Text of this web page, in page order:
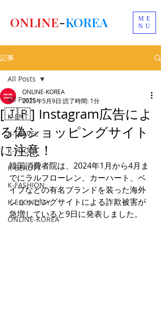
ME
NU
ONLINE-KOREA
記事
All Posts
K-ENT
K-TRAVEL
K-FOODS
K-BEAUTY
K-FASHION
K-ECONOMY
ONLINE-KOREA
All Posts
[🇯🇵] Instagram広告によ
る偽ショッピングサイト
に注意！
ONLINE-KOREA
2025年5月9日 読了時間: 1分
韓国消費者院は、2024年1月から4月ま
でにラルフローレン、カーハート、ベ
イプなどの有名ブランドを装った海外
ショッピングサイトによる詐欺被害が
急増していると9日に発表しました。